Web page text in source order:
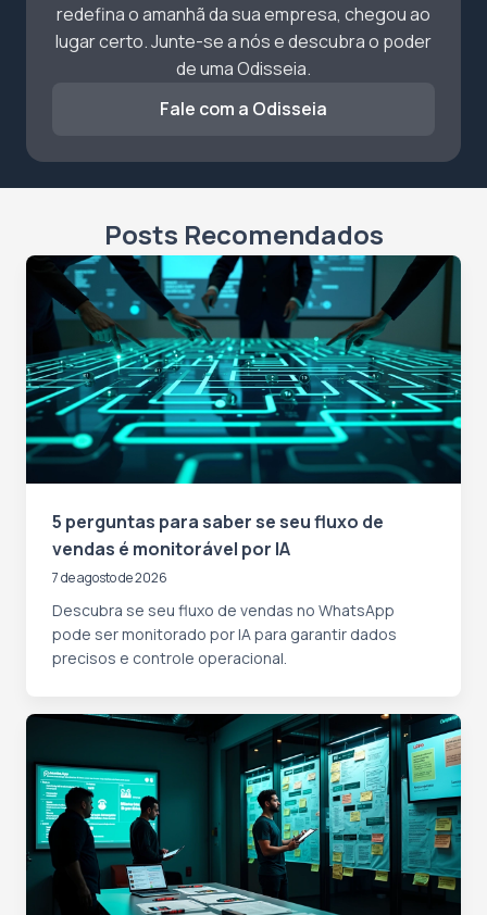
redefina o amanhã da sua empresa, chegou ao
lugar certo. Junte-se a nós e descubra o poder
de uma Odisseia.
Fale com a Odisseia
Posts Recomendados
5 perguntas para saber se seu fluxo de
vendas é monitorável por IA
7 de agosto de 2026
Descubra se seu fluxo de vendas no WhatsApp
pode ser monitorado por IA para garantir dados
precisos e controle operacional.